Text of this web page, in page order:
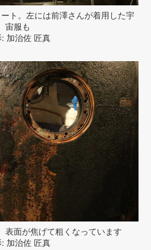
ト。左には前澤さんが着用した宇
宙服も
加治佐 匠真
表面が焦げて粗くなっています
加治佐 匠真